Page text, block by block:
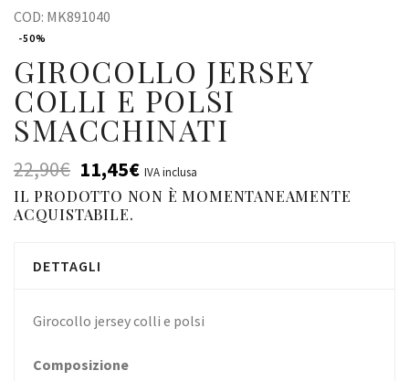
COD: MK891040
-50%
GIROCOLLO JERSEY
COLLI E POLSI
SMACCHINATI
22,90€ 11,45€ IVA inclusa
IL PRODOTTO NON È MOMENTANEAMENTE
ACQUISTABILE.
DETTAGLI
Girocollo jersey colli e polsi
Composizione